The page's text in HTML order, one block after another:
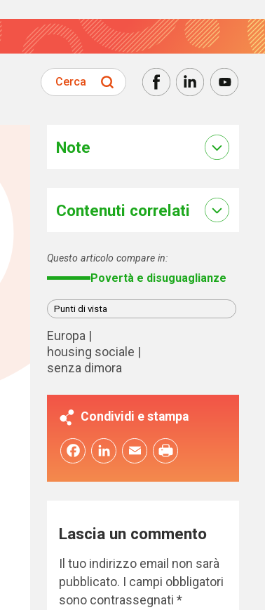
Cerca
Note
Contenuti correlati
Questo articolo compare in:
Povertà e disuguaglianze
Punti di vista
Europa
housing sociale
senza dimora
Condividi e stampa
FacebookLinkedInEmail
Lascia un commento
Il tuo indirizzo email non sarà
pubblicato.
I campi obbligatori
sono contrassegnati*